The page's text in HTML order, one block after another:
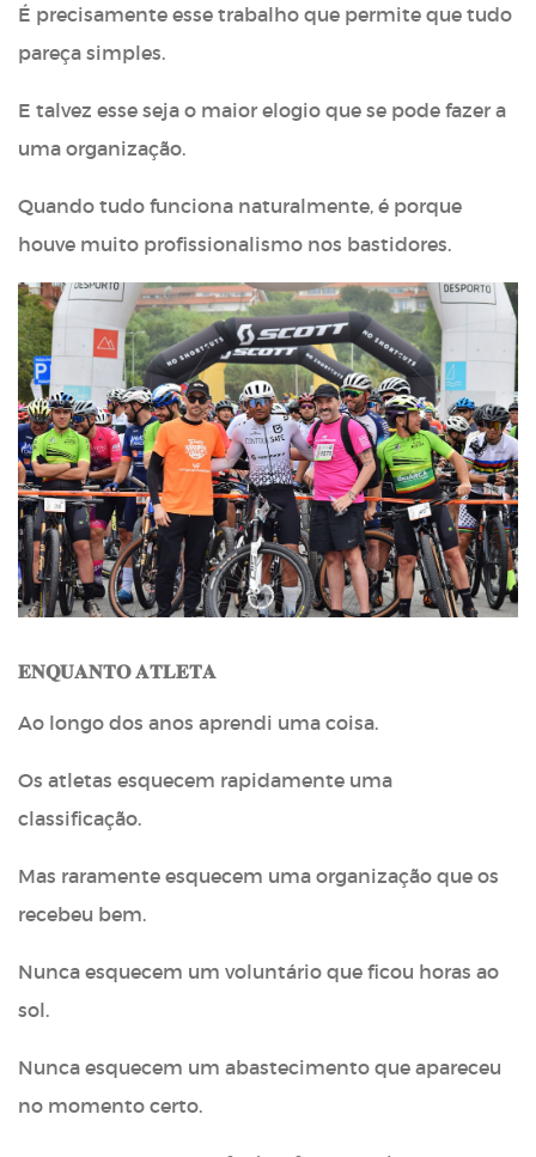
É precisamente esse trabalho que permite que tudo
pareça simples.
E talvez esse seja o maior elogio que se pode fazer a
uma organização.
Quando tudo funciona naturalmente, é porque
houve muito profissionalismo nos bastidores.
𝐄𝐍𝐐𝐔𝐀𝐍𝐓𝐎 𝐀𝐓𝐋𝐄𝐓𝐀
Ao longo dos anos aprendi uma coisa.
Os atletas esquecem rapidamente uma
classificação.
Mas raramente esquecem uma organização que os
recebeu bem.
Nunca esquecem um voluntário que ficou horas ao
sol.
Nunca esquecem um abastecimento que apareceu
no momento certo.